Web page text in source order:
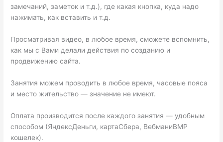
замечаний, заметок и т.д.), где какая кнопка, куда надо
нажимать, как вставить и т.д.
Просматривая видео, в любое время, сможете вспомнить,
как мы с Вами делали действия по созданию и
продвижению сайта.
Занятия можем проводить в любое время, часовые пояса
и место жительство — значение не имеют.
Оплата производится после каждого занятия — удобным
способом (ЯндексДеньги, картаСбера, ВебманиВМР
кошелек).